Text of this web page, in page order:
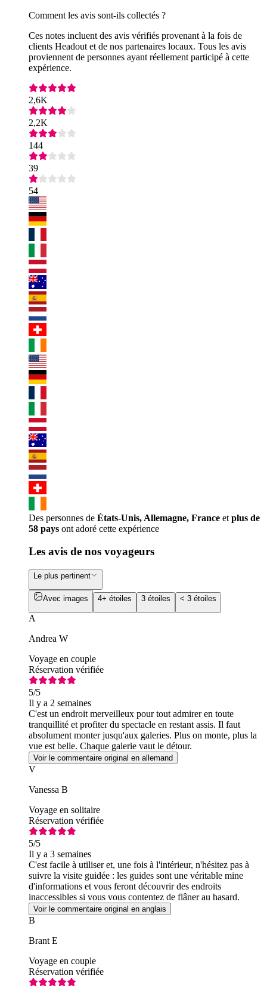
Comment les avis sont-ils collectés ?
Ces notes incluent des avis vérifiés provenant à la fois de
clients Headout et de nos partenaires locaux. Tous les avis
proviennent de personnes ayant réellement participé à cette
expérience.
2,6K
2,2K
144
39
54
Des personnes de États-Unis, Allemagne, France et plus de
58 pays ont adoré cette expérience
Les avis de nos voyageurs
Le plus pertinent
Avec images 4+ étoiles 3 étoiles < 3 étoiles
A
Andrea W
Voyage en couple
Réservation vérifiée
5/5
Il y a 2 semaines
C'est un endroit merveilleux pour tout admirer en toute
tranquillité et profiter du spectacle en restant assis. Il faut
absolument monter jusqu'aux galeries. Plus on monte, plus la
vue est belle. Chaque galerie vaut le détour.
Voir le commentaire original en allemand
V
Vanessa B
Voyage en solitaire
Réservation vérifiée
5/5
Il y a 3 semaines
C'est facile à utiliser et, une fois à l'intérieur, n'hésitez pas à
suivre la visite guidée : les guides sont une véritable mine
d'informations et vous feront découvrir des endroits
inaccessibles si vous vous contentez de flâner au hasard.
Voir le commentaire original en anglais
B
Brant E
Voyage en couple
Réservation vérifiée